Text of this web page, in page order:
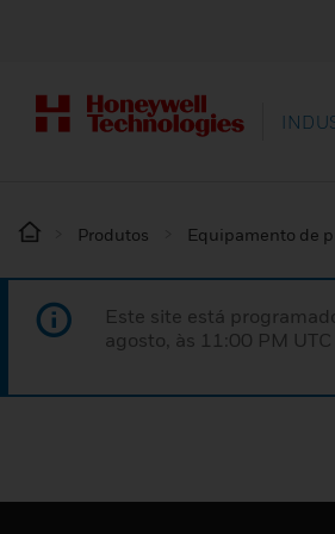
Produtos Equipamento de
Este site está
agosto, às 11:00 PM